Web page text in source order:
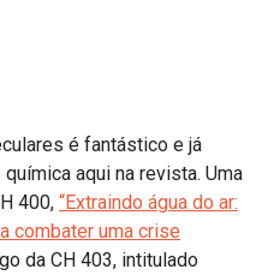
é fantástico e já
aqui na revista. Uma
400, “Extraindo água do ar:
combater uma crise
da CH 403, intitulado